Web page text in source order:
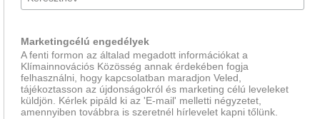
Marketingcélú engedélyek
A fenti formon az általad megadott információkat a
Klímainnovációs Közösség annak érdekében fogja
felhasználni, hogy kapcsolatban maradjon Veled,
tájékoztasson az újdonságokról és marketing célú leveleket
küldjön. Kérlek pipáld ki az 'E-mail' melletti négyzetet,
amennyiben továbbra is szeretnél hírlevelet kapni tőlünk.